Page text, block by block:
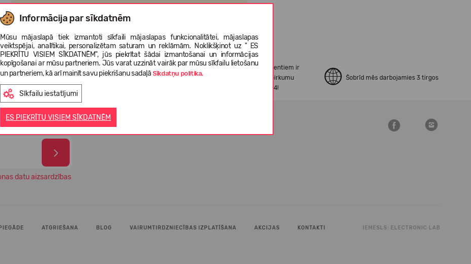
Informācija par sīkdatnēm
Mūsu mājaslapā tiek izmantoti sīkfaili mājaslapas funkcionalitātei, mājaslapas
veiktspējai, analītikai, personalizētam saturam un reklāmām. Noklikšķinot uz " ES
PIEKRĪTU VISIEM SĪKDATNĒM", jūs piekrītat šādai izmantošanai un informācijas
kopīgošanai ar mūsu partneriem. Jūs varat uzzināt vairāk par mūsu sīkfailu lietošanu
un partneriem, kā arī mainīt savu piekrišanu sadaļāSīkdatņu politika.
Sīkfailu iestatījumi
ES PIEKRĪTU VISIEM SĪKDATNĒM
piegāde 1-3
laikā
Izvēlies savus apavus no vairāk
99% no mūsu klientiem ir
apmierināti ar pirkumu
veikšanu Open24!
Šobrīd mēs darbojamies 3 tirgos
datu aizsardzības
PIEGĀDE ATGRIEŠANA BLOG VAIRUMTIRDZNIECĪBAS IZPLATĪŠANA AKCIJAS KONTAKTI IEMESLS: ELECTRONIC LAB